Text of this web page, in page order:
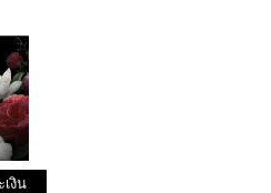
งิน